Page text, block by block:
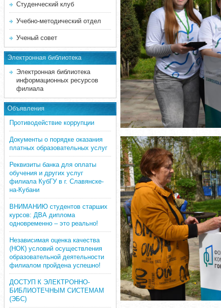
Студенческий клуб
Учебно-методический отдел
Ученый совет
Электронная библиотека
Электронная библиотека
информационных ресурсов
филиала
Объявления
Противодействие коррупции
Документы о порядке оказания
платных образовательных услуг
Реквизиты банка для оплаты
обучения и других услуг
филиала КубГУ в г. Славянске-
на-Кубани
ВНИМАНИЮ студентов старших
курсов: ДВА диплома
одновременно – это реально!
Независимая оценка качества
(НОК) условий осуществления
образовательной деятельности
филиалом пройдена успешно!
ДОСТУП К ЭЛЕКТРОННО-
БИБЛИОТЕЧНЫМ СИСТЕМАМ
(ЭБС)